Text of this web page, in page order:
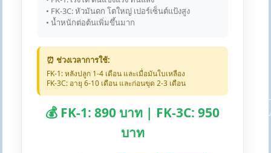
• FK-3C: หัวมันดก โตใหญ่ เปอร์เซ็นต์แป้งสูง
• น้ำหนักต่อต้นเพิ่มขึ้นมาก
⏰ ช่วงเวลาการใช้:
FK-1: หลังปลูก 1-4 เดือน และเมื่อมันใบเหลือง
FK-3C: อายุ 6-10 เดือน และก่อนขุด 2-3 เดือน
💰 FK-1: 890 บาท | FK-3C: 950
บาท